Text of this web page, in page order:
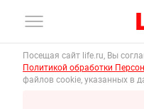
Посещая сайт life.ru, Вы
Политикой обработки
файлов cookie, указанных в